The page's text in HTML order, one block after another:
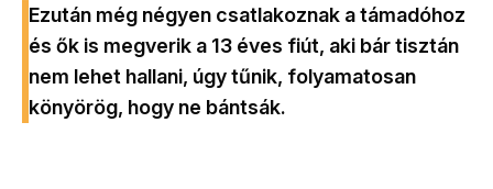
Ezután még négyen csatlakoznak a támadóhoz
és ők is megverik a 13 éves fiút, aki bár tisztán
nem lehet hallani, úgy tűnik, folyamatosan
könyörög, hogy ne bántsák.